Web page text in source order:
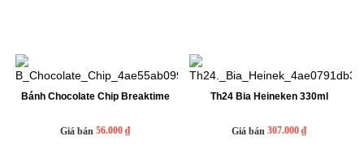
Bánh Chocolate Chip Breaktime
Giá bán 56.000 ₫
Th24 Bia Heineken 330ml
Giá bán 307.000 ₫